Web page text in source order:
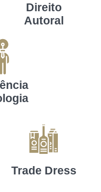
Direito
Autoral
Trade Dress